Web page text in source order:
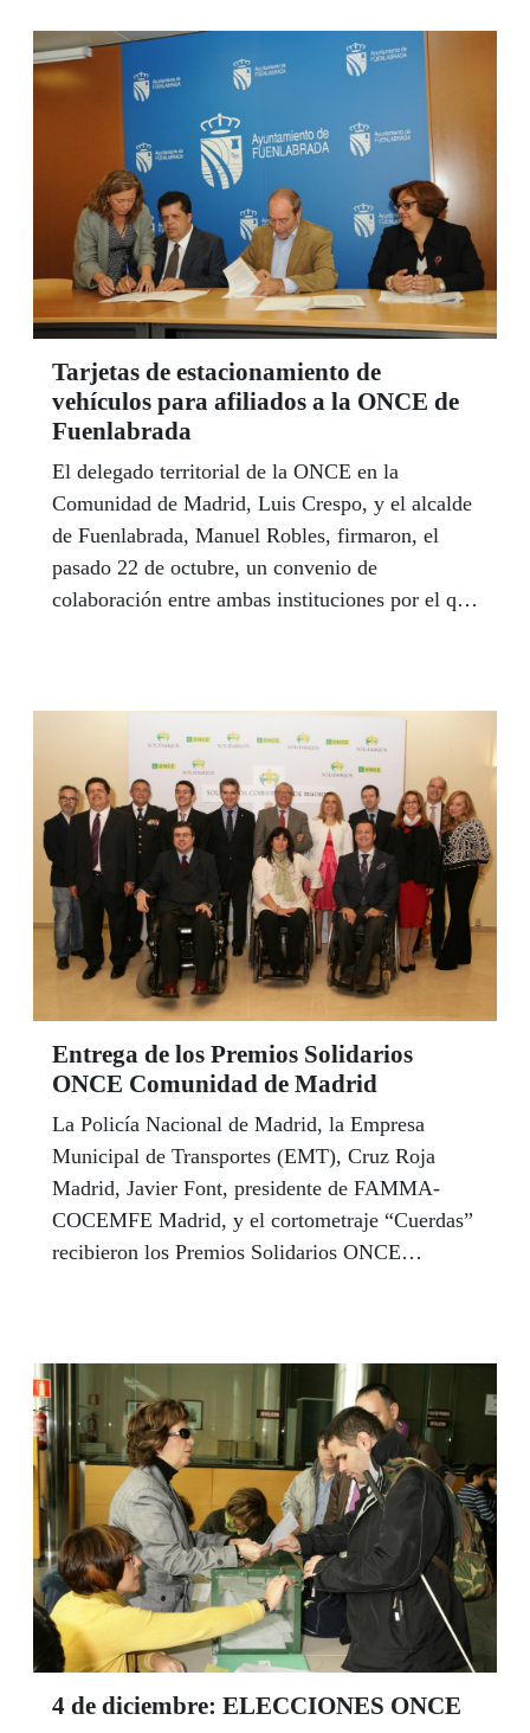
Tarjetas de estacionamiento de
vehículos para afiliados a la ONCE de
Fuenlabrada
El delegado territorial de la ONCE en la
Comunidad de Madrid, Luis Crespo, y el alcalde
de Fuenlabrada, Manuel Robles, firmaron, el
pasado 22 de octubre, un convenio de
colaboración entre ambas instituciones por el que
movilidad reducida.
Entrega de los Premios Solidarios
ONCE Comunidad de Madrid
La Policía Nacional de Madrid, la Empresa
Municipal de Transportes (EMT), Cruz Roja
Madrid, Javier Font, presidente de FAMMA-
COCEMFE Madrid, y el cortometraje “Cuerdas”
recibieron los Premios Solidarios ONCE
Consejo General de la ONCE, la Subdelegada
del Gobierno en Madrid, la Presidenta del
CERMI Comunidad de Madrid y la Presidenta
del Consejo Territorial de la ONCE en Madrid.
4 de diciembre: ELECCIONES ONCE